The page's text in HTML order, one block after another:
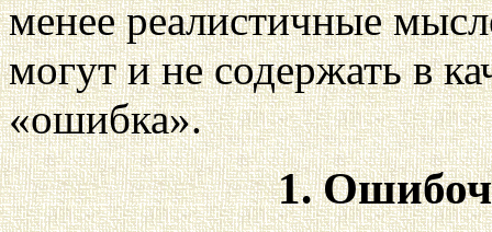
менее реалистичные
могут и не содержать в
«ошибка».
1.